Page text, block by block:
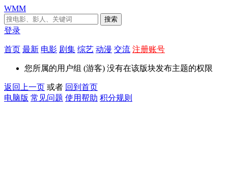
WMM
搜索
登录
首页 最新 电影 剧集 综艺 动漫 交流 注册账号
您所属的用户组 (游客) 没有在该版块发布主题的权限
返回上一页 或者 回到首页
电脑版 常见问题 使用帮助 积分规则